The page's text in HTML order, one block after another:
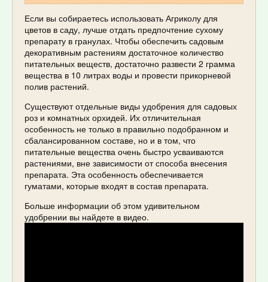
Если вы собираетесь использовать Агриколу для
цветов в саду, лучше отдать предпочтение сухому
препарату в гранулах. Чтобы обеспечить садовым
декоративным растениям достаточное количество
питательных веществ, достаточно развести 2 грамма
вещества в 10 литрах воды и провести прикорневой
полив растений.
Существуют отдельные виды удобрения для садовых
роз и комнатных орхидей. Их отличительная
особенность не только в правильно подобранном и
сбалансированном составе, но и в том, что
питательные вещества очень быстро усваиваются
растениями, вне зависимости от способа внесения
препарата. Эта особенность обеспечивается
гуматами, которые входят в состав препарата.
Больше информации об этом удивительном
удобрении вы найдете в видео.